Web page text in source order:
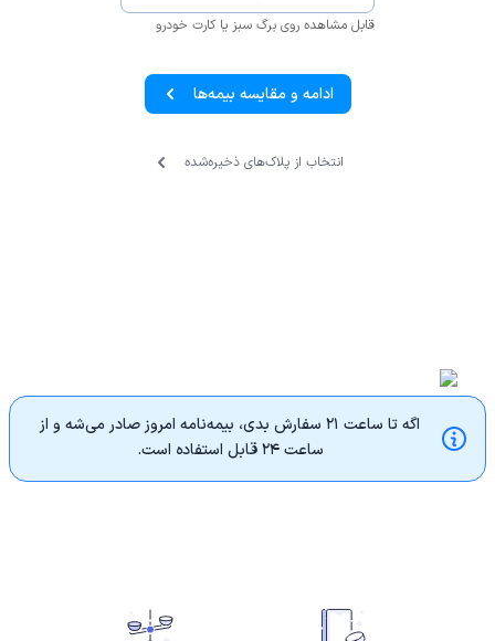
قابل مشاهده روی برگ سبز یا کارت خودرو
ادامه و مقایسه بیمه‌ها
انتخاب از پلاک‌های ذخیره‌‌شده
اگه تا ساعت ۲۱ سفارش بدی، بیمه‌نامه امروز صادر می‌شه و از
ساعت ۲۴ قابل استفاده‌ است.